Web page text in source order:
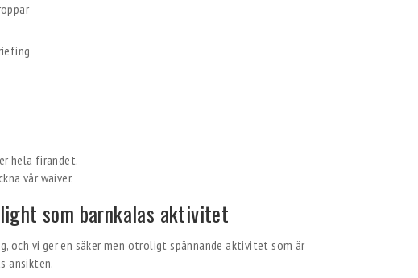
hela firandet.
vår waiver.
som barnkalas aktivitet
och vi ger en säker men otroligt spännande aktivitet som är
ansikten.